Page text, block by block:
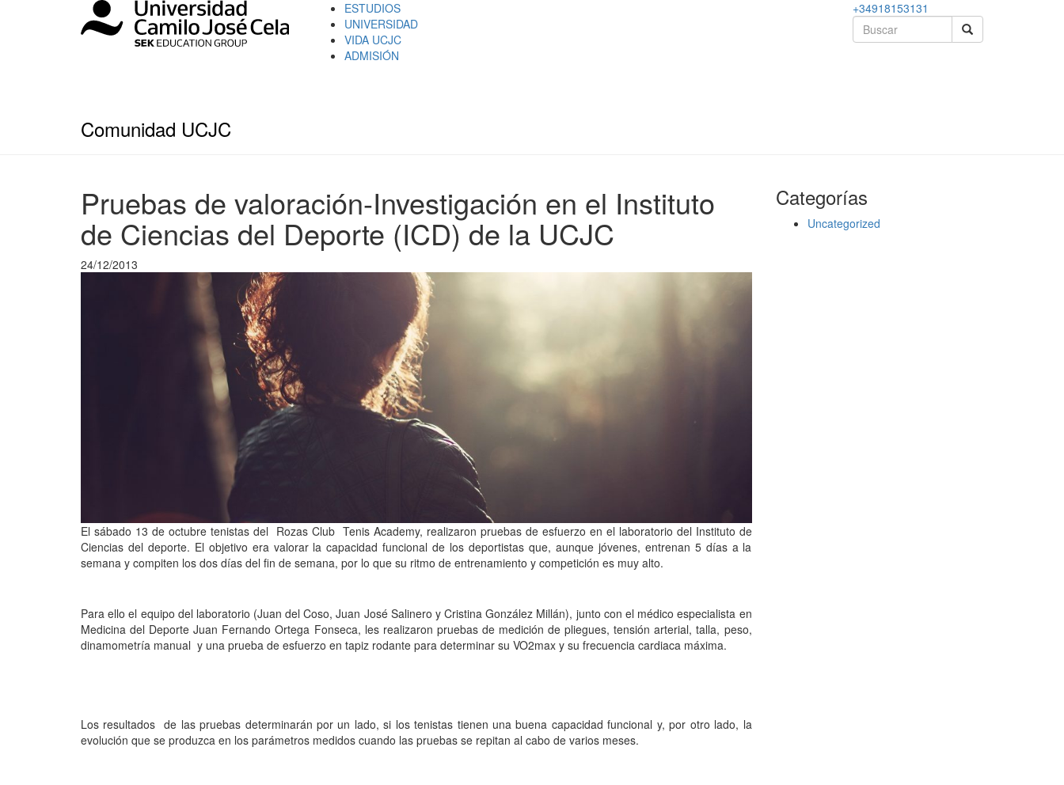
ESTUDIOS
UNIVERSIDAD
VIDA UCJC
ADMISIÓN
+34918153131
Comunidad UCJC
Pruebas de valoración-Investigación en el Instituto
de Ciencias del Deporte (ICD) de la UCJC
24/12/2013
El sábado 13 de octubre tenistas del Rozas Club Tenis Academy, realizaron pruebas de esfuerzo en el laboratorio del Instituto de
Ciencias del deporte. El objetivo era valorar la capacidad funcional de los deportistas que, aunque jóvenes, entrenan 5 días a la
semana y compiten los dos días del fin de semana, por lo que su ritmo de entrenamiento y competición es muy alto.
Para ello el equipo del laboratorio (Juan del Coso, Juan José Salinero y Cristina González Millán), junto con el médico especialista en
Medicina del Deporte Juan Fernando Ortega Fonseca, les realizaron pruebas de medición de pliegues, tensión arterial, talla, peso,
dinamometría manual y una prueba de esfuerzo en tapiz rodante para determinar su VO2max y su frecuencia cardiaca máxima.
Los resultados de las pruebas determinarán por un lado, si los tenistas tienen una buena capacidad funcional y, por otro lado, la
evolución que se produzca en los parámetros medidos cuando las pruebas se repitan al cabo de varios meses.
Categorías
Uncategorized